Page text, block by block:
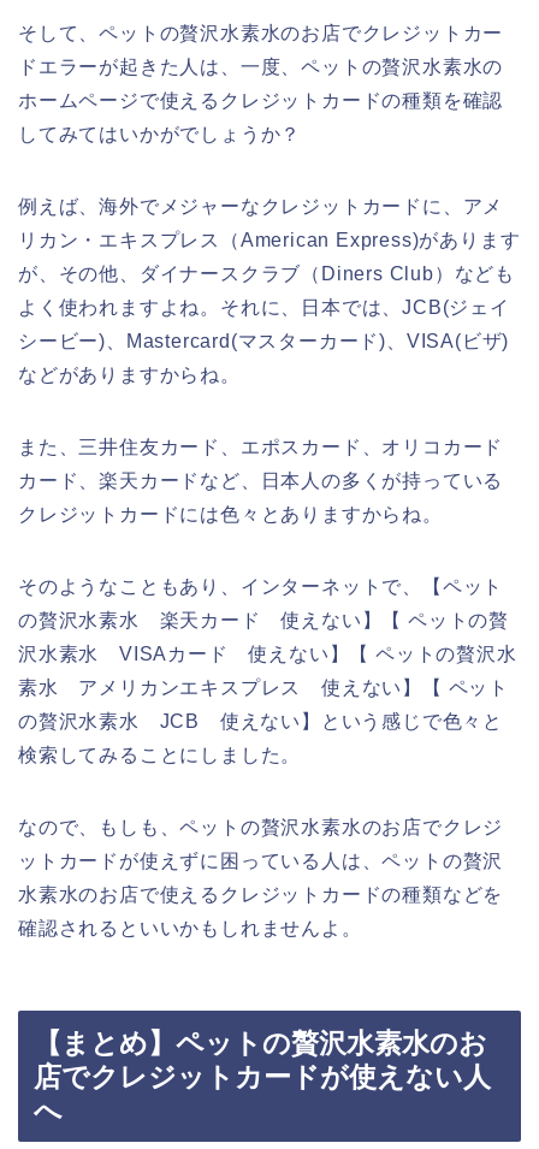
そして、ペットの贅沢水素水のお店でクレジットカー
ドエラーが起きた人は、一度、ペットの贅沢水素水の
ホームページで使えるクレジットカードの種類を確認
してみてはいかがでしょうか？
例えば、海外でメジャーなクレジットカードに、アメ
リカン・エキスプレス（American Express)があります
が、その他、ダイナースクラブ（Diners Club）なども
よく使われますよね。それに、日本では、JCB(ジェイ
シービー)、Mastercard(マスターカード)、VISA(ビザ)
などがありますからね。
また、三井住友カード、エポスカード、オリコカード
カード、楽天カードなど、日本人の多くが持っている
クレジットカードには色々とありますからね。
そのようなこともあり、インターネットで、【ペット
の贅沢水素水 楽天カード 使えない】【 ペットの贅
沢水素水 VISAカード 使えない】【 ペットの贅沢水
素水 アメリカンエキスプレス 使えない】【 ペット
の贅沢水素水 JCB 使えない】という感じで色々と
検索してみることにしました。
なので、もしも、ペットの贅沢水素水のお店でクレジ
ットカードが使えずに困っている人は、ペットの贅沢
水素水のお店で使えるクレジットカードの種類などを
確認されるといいかもしれませんよ。
【まとめ】ペットの贅沢水素水のお
店でクレジットカードが使えない人
へ